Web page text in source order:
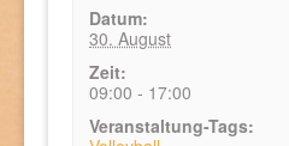
Datum:
30. August
Zeit:
09:00 - 17:00
Veranstaltung-Tags: